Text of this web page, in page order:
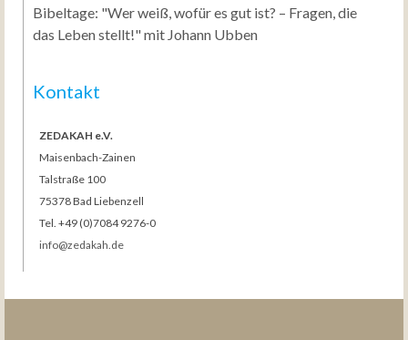
Bibeltage: "Wer weiß, wofür es gut ist? – Fragen, die
das Leben stellt!" mit Johann Ubben
Kontakt
ZEDAKAH e.V.
Maisenbach-Zainen
Talstraße 100
75378 Bad Liebenzell
Tel. +49 (0)7084 9276-0
info@zedakah.de